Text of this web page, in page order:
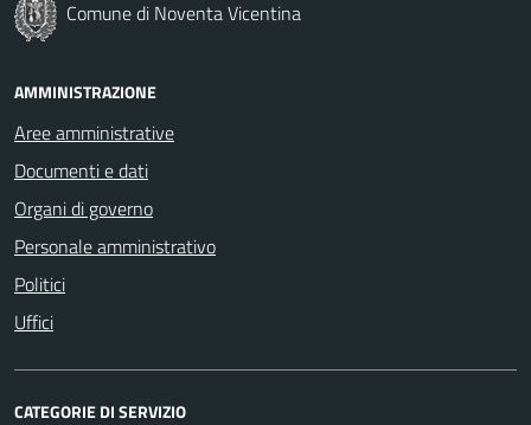
Comune di Noventa Vicentina
AMMINISTRAZIONE
Aree amministrative
Documenti e dati
Organi di governo
Personale amministrativo
Politici
Uffici
CATEGORIE DI SERVIZIO